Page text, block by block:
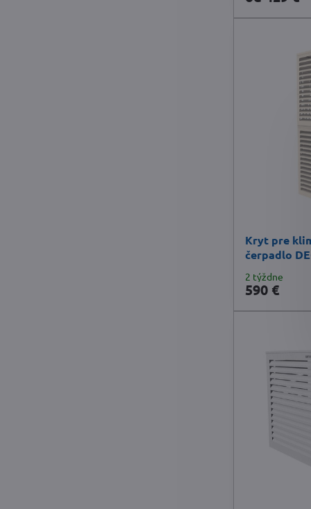
Kryt pre
čerpadlo
2 týždne
590 €